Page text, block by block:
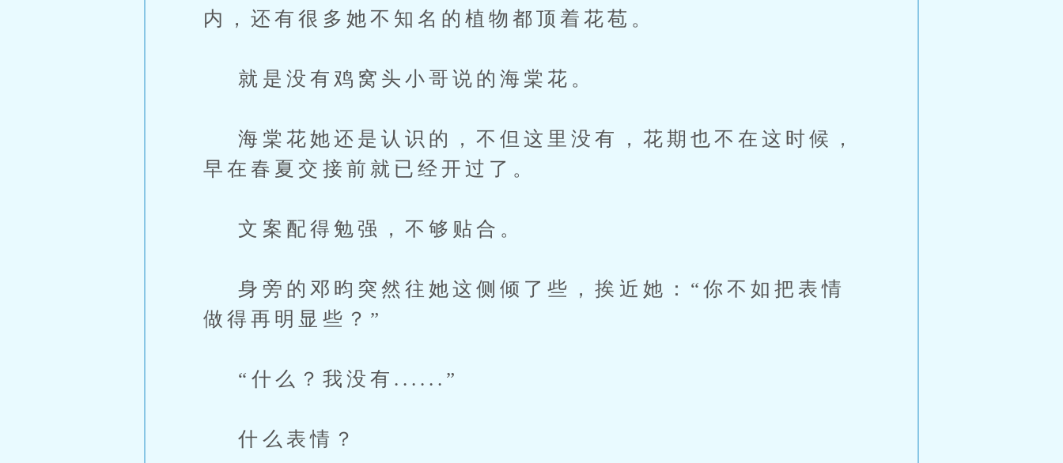
内，还有很多她不知名的植物都顶着花苞。
就是没有鸡窝头小哥说的海棠花。
海棠花她还是认识的，不但这里没有，花期也不在这时候，
早在春夏交接前就已经开过了。
文案配得勉强，不够贴合。
身旁的邓昀突然往她这侧倾了些，挨近她：“你不如把表情
做得再明显些？”
“什么？我没有......”
什么表情？